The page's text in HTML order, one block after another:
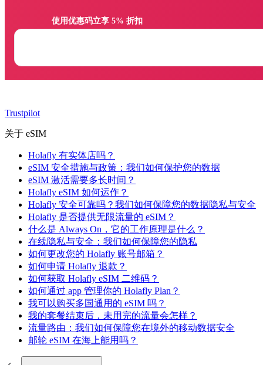
Trustpilot
关于 eSIM
Holafly 有实体店吗？
eSIM 安全措施与政策：我们如何保护您的数据
eSIM 激活需要多长时间？
Holafly eSIM 如何运作？
Holafly 安全可靠吗？我们如何保障您的数据隐私与安全
Holafly 是否提供无限流量的 eSIM？
什么是 Always On，它的工作原理是什么？
在线隐私与安全：我们如何保障您的隐私
如何更改您的 Holafly 账号邮箱？
如何申请 Holafly 退款？
如何获取 Holafly eSIM 二维码？
如何通过 app 管理你的 Holafly Plan？
我可以购买多国通用的 eSIM 吗？
我的套餐结束后，未用完的流量会怎样？
流量路由：我们如何保障您在境外的移动数据安全
邮轮 eSIM 在海上能用吗？